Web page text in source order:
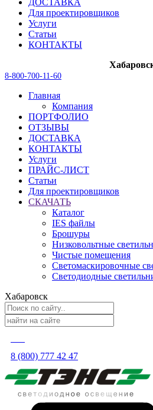
ДОСТАВКА
Для проектировщиков
Услуги
Статьи
КОНТАКТЫ
8-800-700-11-60
Главная
Компания
ПОРТФОЛИО
ОТЗЫВЫ
ДОСТАВКА
КОНТАКТЫ
Услуги
ПРАЙС-ЛИСТ
Статьи
Для проектировщиков
СКАЧАТЬ
Каталог
IES файлы
Брошуры
Низковольтные
Чистые помещения
Светомаскировочные
Светодиодные
Хабаровск
8 (800) 777 42 47